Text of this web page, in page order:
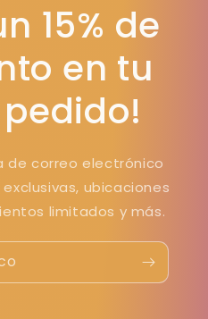
15% de
en tu
de correo electrónico
ubicaciones
limitados y más.